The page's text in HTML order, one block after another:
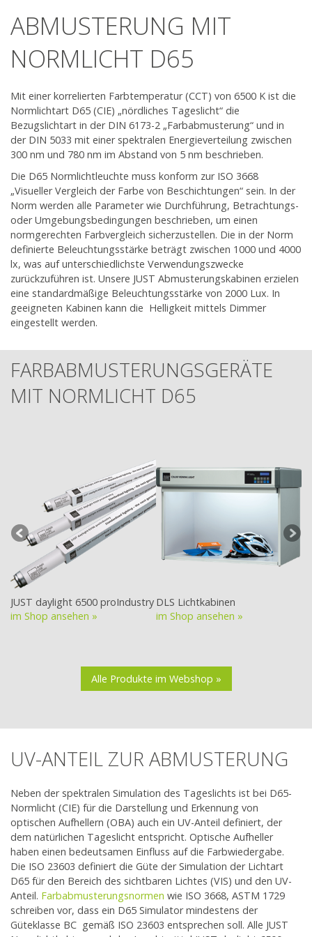
Produktprogramm - Shop
Information & Service
Aktuelles
Unternehmen
Kontakt
ABMUSTERUNG MIT
NORMLICHT D65
Mit einer korrelierten Farbtemperatur (CCT) von 6500 K ist die
Normlichtart D65 (CIE) „nördliches Tageslicht“ die
Bezugslichtart in der DIN 6173-2 „Farbabmusterung“ und in
der DIN 5033 mit einer spektralen Energieverteilung zwischen
300 nm und 780 nm im Abstand von 5 nm beschrieben.
Die D65 Normlichtleuchte muss konform zur ISO 3668
„Visueller Vergleich der Farbe von Beschichtungen“ sein. In der
Norm werden alle Parameter wie Durchführung, Betrachtungs-
oder Umgebungsbedingungen beschrieben, um einen
normgerechten Farbvergleich sicherzustellen. Die in der Norm
definierte Beleuchtungsstärke beträgt zwischen 1000 und 4000
lx, was auf unterschiedlichste Verwendungszwecke
zurückzuführen ist. Unsere JUST Abmusterungskabinen erzielen
eine standardmäßige Beleuchtungsstärke von 2000 Lux. In
geeigneten Kabinen kann die Helligkeit mittels Dimmer
eingestellt werden.
FARBABMUSTERUNGSGERÄTE
MIT NORMLICHT D65
JUST daylight 6500 proIndustry
im Shop ansehen »
DLS Lichtkabinen
im Shop ansehen »
Alle Produkte im Webshop »
UV-ANTEIL ZUR ABMUSTERUNG
Neben der spektralen Simulation des Tageslichts ist bei D65-
Normlicht (CIE) für die Darstellung und Erkennung von
optischen Aufhellern (OBA) auch ein UV-Anteil definiert, der
dem natürlichen Tageslicht entspricht. Optische Aufheller
haben einen bedeutsamen Einfluss auf die Farbwiedergabe.
Die ISO 23603 definiert die Güte der Simulation der Lichtart
D65 für den Bereich des sichtbaren Lichtes (VIS) und den UV-
Anteil. Farbabmusterungsnormen wie ISO 3668, ASTM 1729
schreiben vor, dass ein D65 Simulator mindestens der
Güteklasse BC gemäß ISO 23603 entsprechen soll. Alle JUST